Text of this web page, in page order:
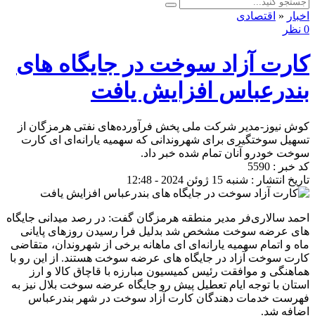
اخبار « اقتصادی
0 نظر
کارت آزاد سوخت در جایگاه های
بندرعباس افزایش یافت
کوش نیوز-مدیر شرکت ملی پخش فرآورده‌های نفتی هرمزگان از
تسهیل سوختگیری برای شهروندانی که سهمیه یارانه‌ای ای کارت
سوخت خودرو آنان تمام شده خبر داد.
کد خبر : 5590
تاریخ انتشار : شنبه 15 ژوئن 2024 - 12:48
احمد سالاری‌فر مدیر منطقه هرمزگان گفت: در رصد میدانی جایگاه
های عرضه سوخت مشخص شد بدلیل فرا رسیدن روزهای پایانی
ماه و اتمام سهمیه یارانه‌ای ای ماهانه برخی از شهروندان، متقاضی
کارت سوخت آزاد در جایگاه های عرضه سوخت هستند. از این رو با
هماهنگی و موافقت رئیس کمیسیون مبارزه با قاچاق کالا و ارز
استان با توجه ایام تعطیل پیش رو جایگاه عرضه سوخت بلال نیز به
فهرست خدمات دهندگان کارت آزاد سوخت در شهر بندرعباس
اضافه شد.